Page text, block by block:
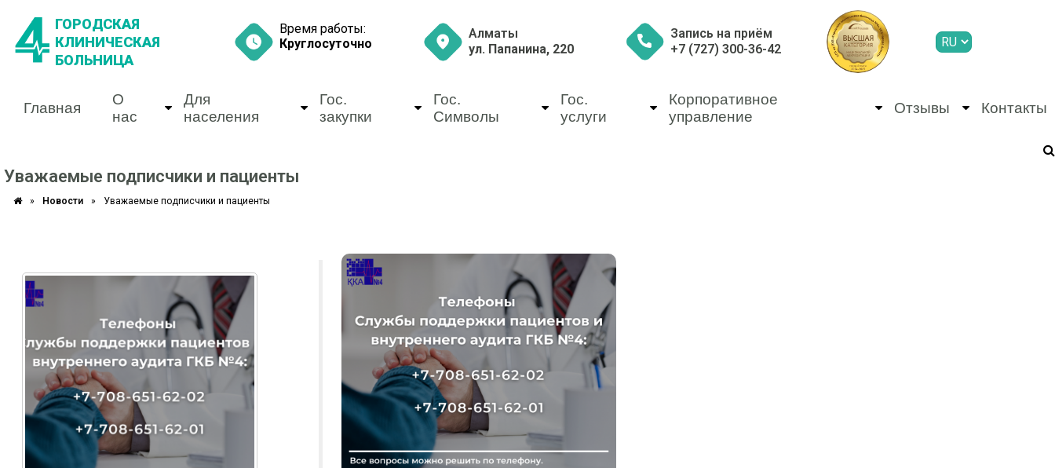
ГОРОДСКАЯ
КЛИНИЧЕСКАЯ
БОЛЬНИЦА
Время работы:
Круглосуточно
Алматы
ул. Папанина, 220
Запись на приём
+7 (727) 300-36-42
Главная
О
нас
Для
населения
Гос.
закупки
Гос.
Символы
Гос.
услуги
Корпоративное
управление
Отзывы Контакты
Уважаемые подписчики и пациенты
» Новости » Уважаемые подписчики и пациенты